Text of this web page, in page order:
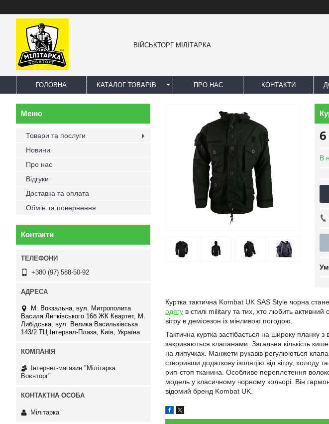
ВІЙСЬКТОРГ МІЛІТАРКА
ГОЛОВНА КАТАЛОГ ТОВАРІВ ПРО НАС КОНТАКТИ
В
Куртка тактична Kombat UK SAS Style чорна
одягу в стилі military та тих, хто любить активний
вітру в демісезон із мінливою погодою.
Тактична куртка застібається на широку планку
закриваються клапанами. Загальна кількість
на липучках. Манжети рукавів регулюються
створивши додаткову ізоляцію від вітру, холоду
рип-стоп тканина. Особливе переплетення
модель у класичному чорному кольорі. Він
відомий бренд Kombat UK.
Товари та послуги
Новини
Про нас
Відгуки
Доставка та оплата
Обмін та повернення
Контакти
+380 (97) 588-50-92
М. Вокзальна, вул. Митрополита
Василя Липківського 16б ЖК Квартет, М.
Либідська, вул. Велика Васильківська
143/2 ТЦ Інтервал-Плаза, Київ, Україна
Інтернет-магазин "Мілітарка
Воєнторг"
Мілітарка